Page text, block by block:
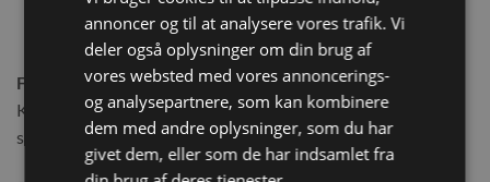
Foderanbefaling:
Kan blandes med hø eller andre urter eller gives som
supplement til den daglige høration.
annoncer og til at analysere vores trafik. Vi
deler også oplysninger om din brug af
vores websted med vores annoncerings-
og analysepartnere, som kan kombinere
dem med andre oplysninger, som du har
givet dem, eller som de har indsamlet fra